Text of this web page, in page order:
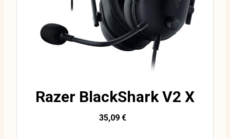
Razer BlackShark V2 X
35,09 €